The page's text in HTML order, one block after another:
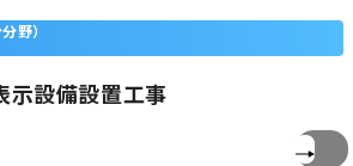
野）
示設備設置工事